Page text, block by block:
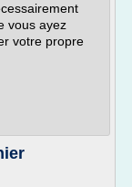
vous ayez
votre propre